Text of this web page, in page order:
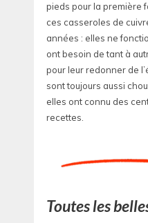
pieds pour la première
ces casseroles de
années : elles ne
ont besoin de tant à
pour leur redonner de
sont toujours aussi
elles ont connu des
recettes.
Toutes les